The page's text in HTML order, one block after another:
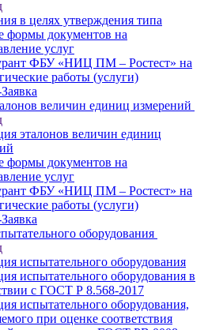
в целях утверждения типа
формы документов на
услуг
ФБУ «НИЦ ПМ – Ростест» на
работы (услуги)
величин единиц измерений
эталонов величин единиц
формы документов на
услуг
ФБУ «НИЦ ПМ – Ростест» на
работы (услуги)
оборудования
испытательного оборудования
испытательного оборудования в
с ГОСТ Р 8.568-2017
испытательного оборудования,
при оценке соответствия